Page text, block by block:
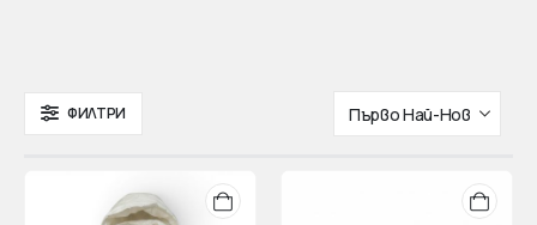
ФИЛТРИ